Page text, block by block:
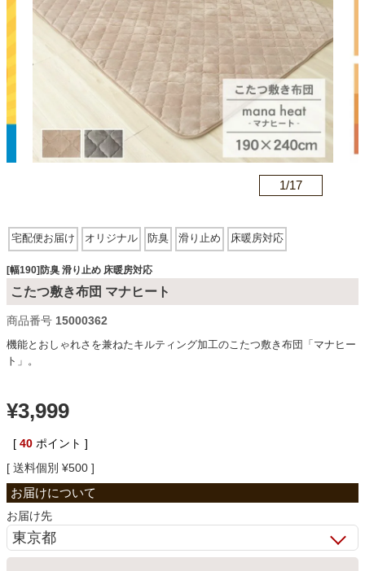
最短発送 冷感ラグ 冷感寝具 ワークデスク ウィルトンラ
ソファ
ダイニングテーブル・セット
椅子・チェア
ベッド
収納家具
学習机
1/17
宅配便お届け オリジナル 防臭 滑り止め 床暖房対応
[幅190]防臭 滑り止め 床暖房対応
こたつ敷き布団 マナヒート
商品番号 15000362
機能とおしゃれさを兼ねたキルティング加工のこたつ敷き布団「マナヒー
ト」。
¥3,999
[ 40 ポイント ]
送料個別 ¥500
お届け先